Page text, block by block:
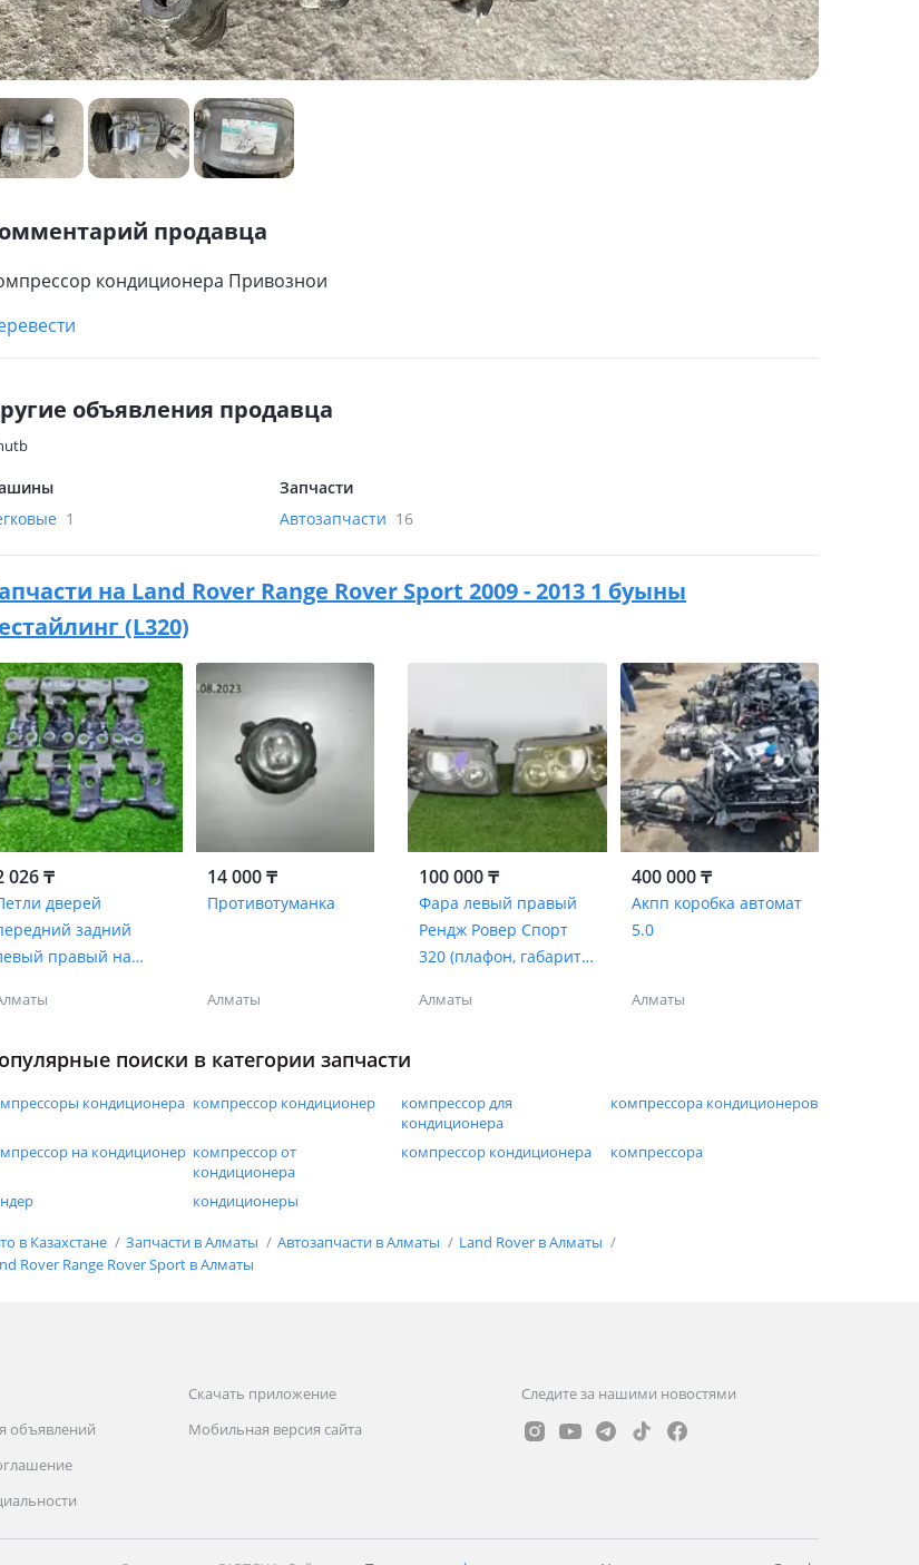
продавца
кондиционера Привознои
объявления продавца
1
Запчасти
Автозапчасти 16
на Land Rover Range Rover Sport 2009 - 2013 1 буыны
(L320)
026 ₸
дверей
задний
правый на
14 000 ₸
Противотуманка
Алматы
100 000 ₸
Фара левый правый
Рендж Ровер Спорт
320 (плафон, габарит,
Алматы
400 000 ₸
Акпп коробка автомат
5.0
Алматы
поиски в категории запчасти
кондиционера компрессор кондиционер
компрессор для
кондиционера
компрессора кондиционеров
на кондиционер компрессор от
кондиционера
компрессор кондиционера компрессора
кондиционеры
в Казахстане Запчасти в Алматы Автозапчасти в Алматы
Land Rover в Алматы
Rover Range Rover Sport в Алматы
объявлений
Скачать приложение
Мобильная версия сайта
Следите за нашими новостями